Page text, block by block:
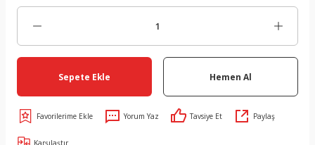
Sepete Ekle Hemen Al
Yorum Yaz Tavsiye Et Paylaş
Karşılaştır